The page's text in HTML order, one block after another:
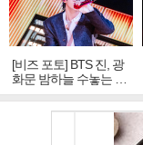
[비즈 포토] BTS 진, 광
화문 밤하늘 수놓는 '비
주얼 킹'의 열창